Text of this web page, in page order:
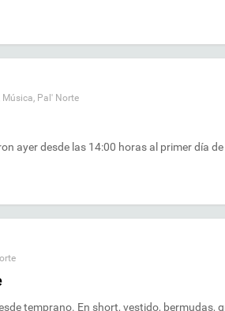
Música, Pal' Norte
ayer desde las 14:00 horas al primer día
temprano. En short, vestido, bermudas,